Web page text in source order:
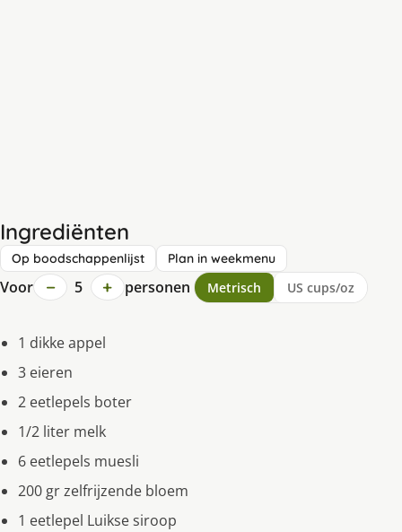
Ingrediënten
Op boodschappenlijst Plan in weekmenu
Voor − 5 + personen Metrisch US cups/oz
1 dikke appel
3 eieren
2 eetlepels boter
1/2 liter melk
6 eetlepels muesli
200 gr zelfrijzende bloem
1 eetlepel Luikse siroop